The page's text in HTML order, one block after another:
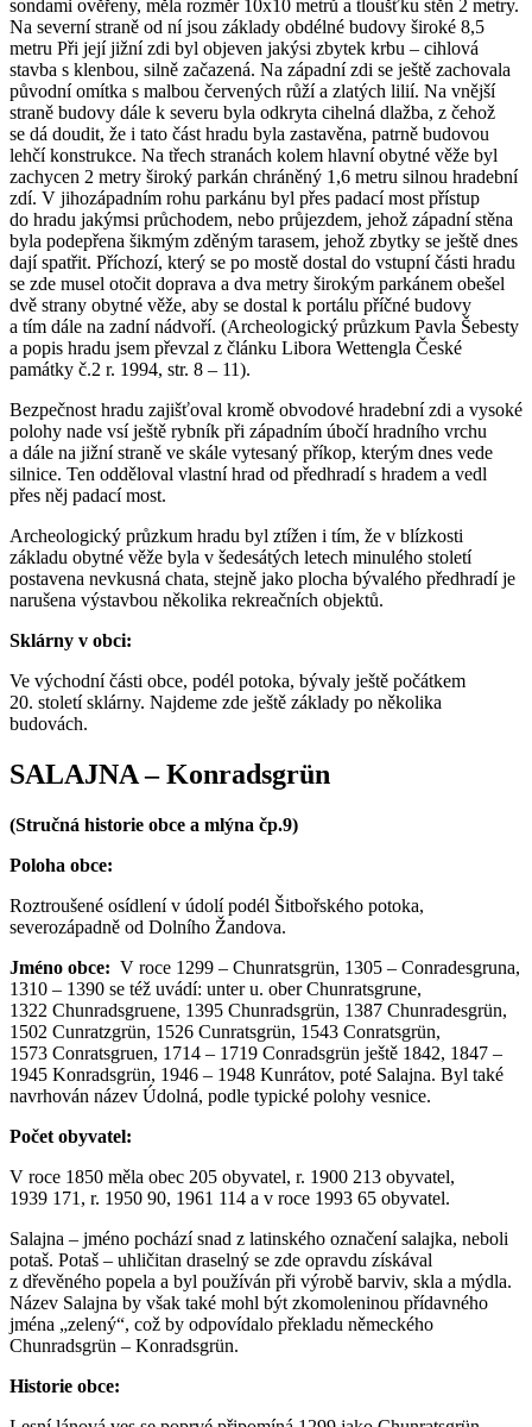
sondami ověřeny, měla rozměr 10x10 metrů a tloušťku stěn 2 metry.
Na severní straně od ní jsou základy obdélné budovy široké 8,5
metru Při její jižní zdi byl objeven jakýsi zbytek krbu – cihlová
stavba s klenbou, silně začazená. Na západní zdi se ještě zachovala
původní omítka s malbou červených růží a zlatých lilií. Na vnější
straně budovy dále k severu byla odkryta cihelná dlažba, z čehož
se dá doudit, že i tato část hradu byla zastavěna, patrně budovou
lehčí konstrukce. Na třech stranách kolem hlavní obytné věže byl
zachycen 2 metry široký parkán chráněný 1,6 metru silnou hradební
zdí. V jihozápadním rohu parkánu byl přes padací most přístup
do hradu jakýmsi průchodem, nebo průjezdem, jehož západní stěna
byla podepřena šikmým zděným tarasem, jehož zbytky se ještě dnes
dají spatřit. Příchozí, který se po mostě dostal do vstupní části hradu
se zde musel otočit doprava a dva metry širokým parkánem obešel
dvě strany obytné věže, aby se dostal k portálu příčné budovy
a tím dále na zadní nádvoří. (Archeologický průzkum Pavla Šebesty
a popis hradu jsem převzal z článku Libora Wettengla České
památky č.2 r. 1994, str. 8 – 11).
Bezpečnost hradu zajišťoval kromě obvodové hradební zdi a vysoké
polohy nade vsí ještě rybník při západním úbočí hradního vrchu
a dále na jižní straně ve skále vytesaný příkop, kterým dnes vede
silnice. Ten odděloval vlastní hrad od předhradí s hradem a vedl
přes něj padací most.
Archeologický průzkum hradu byl ztížen i tím, že v blízkosti
základu obytné věže byla v šedesátých letech minulého století
postavena nevkusná chata, stejně jako plocha bývalého předhradí je
narušena výstavbou několika rekreačních objektů.
Sklárny v obci:
Ve východní části obce, podél potoka, bývaly ještě počátkem
20. století sklárny. Najdeme zde ještě základy po několika
budovách.
SALAJNA – Konradsgrün
(Stručná historie obce a mlýna čp.9)
Poloha obce:
Roztroušené osídlení v údolí podél Šitbořského potoka,
severozápadně od Dolního Žandova.
Jméno obce: V roce 1299 – Chunratsgrün, 1305 – Conradesgruna,
1310 – 1390 se též uvádí: unter u. ober Chunratsgrune,
1322 Chunradsgruene, 1395 Chunradsgrün, 1387 Chunradesgrün,
1502 Cunratzgrün, 1526 Cunratsgrün, 1543 Conratsgrün,
1573 Conratsgruen, 1714 – 1719 Conradsgrün ještě 1842, 1847 –
1945 Konradsgrün, 1946 – 1948 Kunrátov, poté Salajna. Byl také
navrhován název Údolná, podle typické polohy vesnice.
Počet obyvatel:
V roce 1850 měla obec 205 obyvatel, r. 1900 213 obyvatel,
1939 171, r. 1950 90, 1961 114 a v roce 1993 65 obyvatel.
Salajna – jméno pochází snad z latinského označení salajka, neboli
potaš. Potaš – uhličitan draselný se zde opravdu získával
z dřevěného popela a byl používán při výrobě barviv, skla a mýdla.
Název Salajna by však také mohl být zkomoleninou přídavného
jména „zelený“, což by odpovídalo překladu německého
Chunradsgrün – Konradsgrün.
Historie obce: